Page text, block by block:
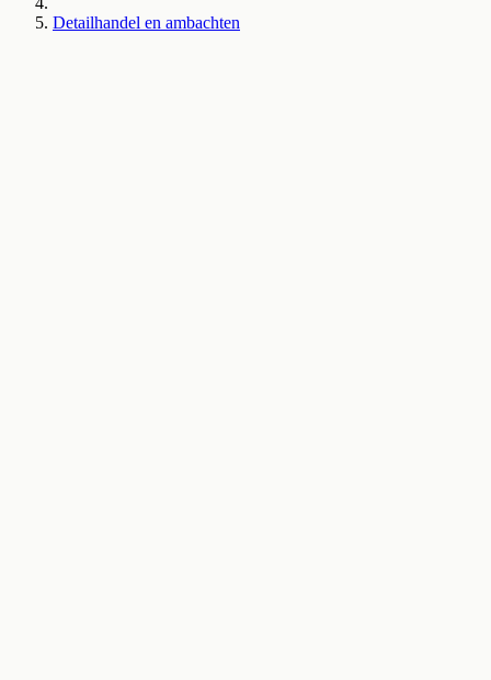
Detailhandel en ambachten